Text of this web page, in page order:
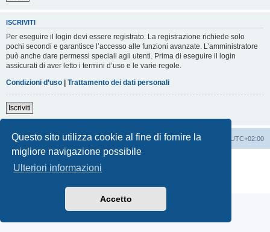
Questo sito utilizza cookie al fine di fornire la
migliore navigazione possibile
Ulteriori informazioni
Accetto
ISCRIVITI
Per eseguire il login devi essere registrato. La registrazione richiede solo
pochi secondi e garantisce l’accesso alle funzioni avanzate. L’amministratore
può anche dare permessi speciali agli utenti. Prima di eseguire il login
assicurati di aver letto i termini d’uso e le varie regole.
Condizioni d’uso | Trattamento dei dati personali
Iscriviti
Indice Tutti gli orari sono UTC+02:00
Cancella cookie
Contattaci
Traduzione Italiana